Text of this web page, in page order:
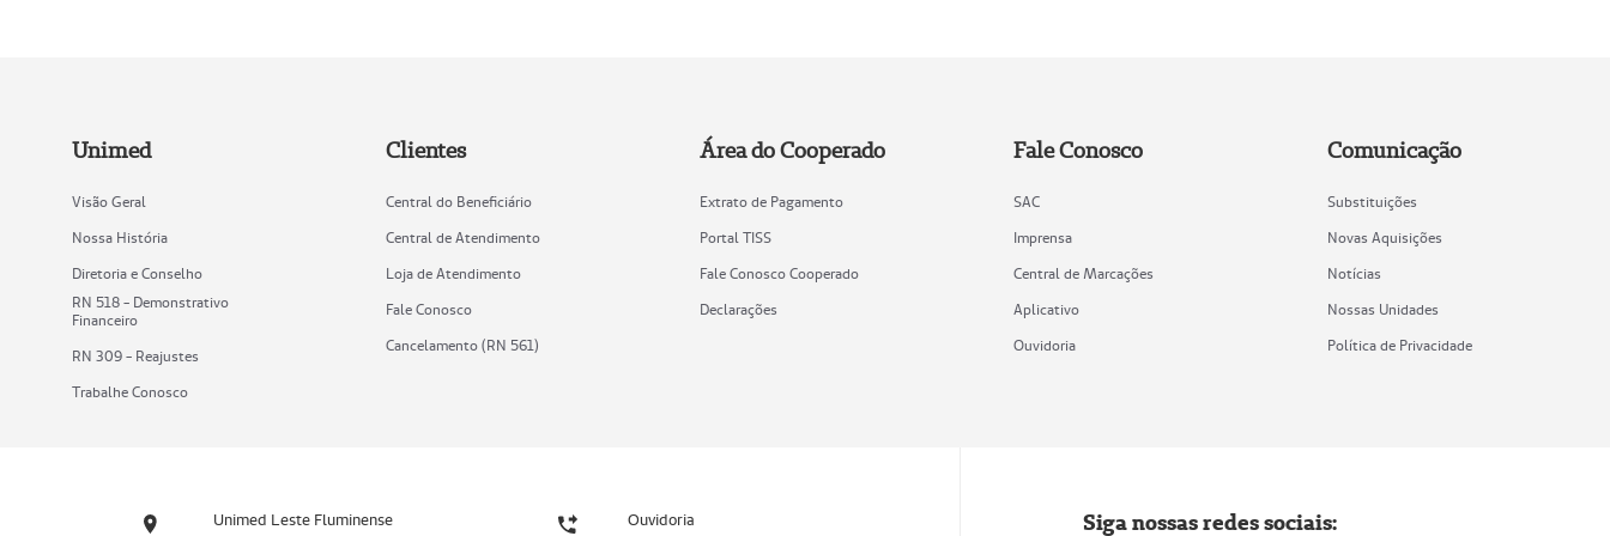
Unimed
Visão Geral
Nossa História
Diretoria e Conselho
RN 518 - Demonstrativo
Financeiro
RN 309 - Reajustes
Trabalhe Conosco
Clientes
Central do Beneficiário
Central de Atendimento
Loja de Atendimento
Fale Conosco
Cancelamento (RN 561)
Área do Cooperado
Extrato de Pagamento
Portal TISS
Fale Conosco Cooperado
Declarações
Fale Conosco
SAC
Imprensa
Central de Marcações
Aplicativo
Ouvidoria
Comunicação
Substituições
Novas Aquisições
Notícias
Nossas Unidades
Política de Privacidade
Unimed Leste Fluminense Ouvidoria Siga nossas redes sociais: